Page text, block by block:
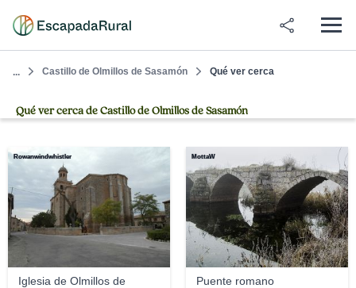
... Castillo de Olmillos de Sasamón Qué ver cerca
Qué ver cerca de Castillo de Olmillos de Sasamón
Iglesia de Olmillos de
Rowanwindwhistler
Puente romano
MottaW